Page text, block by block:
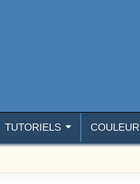
TUTORIELS